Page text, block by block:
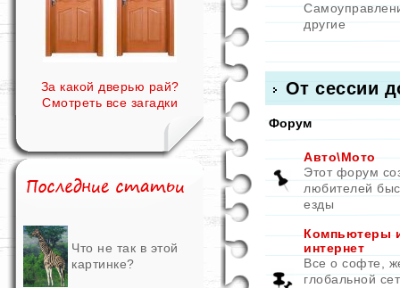
За какой дверью рай?
Смотреть все загадки
Что не так в этой
картинке?
другие
От сессии
Форум
Авто\Мото
Этот форум
любителей
езды
Компьютеры
интернет
Все о софте,
глобальной